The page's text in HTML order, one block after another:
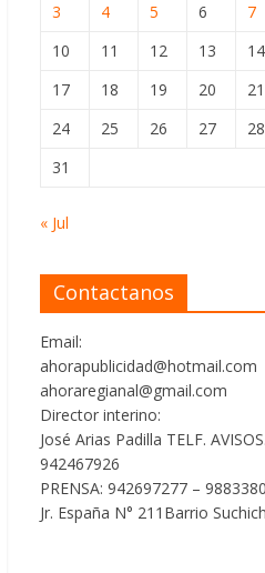
3
4 5 6 7
10
11 12 13 14
17
18 19 20 21
24
25 26 27 28
31
« Jul
Contactanos
Email:
ahorapublicidad@hotmail.com
ahoraregianal@gmail.com
Director interino:
José Arias Padilla TELF.
942467926
PRENSA: 942697277 –
Jr. España N° 211Barrio